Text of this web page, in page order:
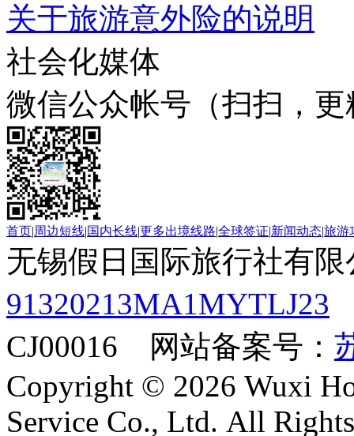
关于旅游意外险的说明
社会化媒体
微信公众帐号（扫扫，更
首页|周边短线|国内长线|更多出境线路|全球签证|新闻动态|旅游
无锡假日国际旅行社有
91320213MA1MYTLJ23
CJ00016 网站备案号：
Copyright © 2026 Wuxi
Service Co., Ltd. All